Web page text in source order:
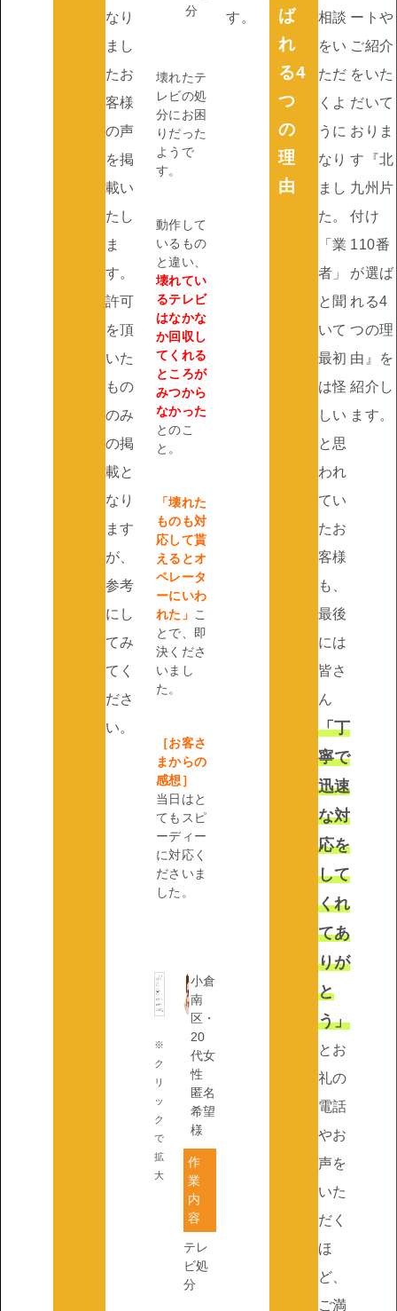
なり
まし
たお
客様
の声
を掲
載い
たし
ま
す。
許可
を頂
いた
もの
のみ
の掲
載と
なり
ます
が、
参考
にし
てみ
てく
ださ
い。
分
壊れたテ
レビの処
分にお困
りだった
ようで
す。
動作して
いるもの
と違い、
壊れてい
るテレビ
はなかな
か回収し
てくれる
ところが
みつから
なかった
とのこ
と。
「壊れた
ものも対
応して貰
えるとオ
ペレータ
ーにいわ
れた」 こ
とで、即
決くださ
いまし
た。
［お客さ
まからの
感想］
当日はと
てもスピ
ーディー
に対応く
ださいま
した。
※
ク
リ
ッ
ク
で
拡
大
小倉
南
区・
20
代女
性
匿名
希望
様
作
業
内
容
テレ
ビ処
分
す。
ば
れ
る4
つ
の
理
由
相談
をい
ただ
くよ
うに
なり
まし
た。
「業
者」
と聞
いて
最初
は怪
しい
と思
われ
てい
たお
客様
も、
最後
には
皆さ
ん
「丁
寧で
迅速
な対
応を
して
くれ
てあ
りが
と
う」
とお
礼の
電話
やお
声を
いた
だく
ほ
ど、
ご満
ートや
ご紹介
をいた
だいて
おりま
す『北
九州片
付け
110番
が選ば
れる4
つの理
由』を
紹介し
ます。